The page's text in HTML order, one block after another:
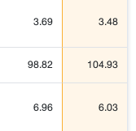
3.69 3.48
98.82 104.93
6.96 6.03